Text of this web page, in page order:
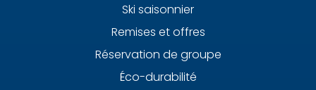
Ski saisonnier
Remises et offres
Réservation de groupe
Éco-durabilité